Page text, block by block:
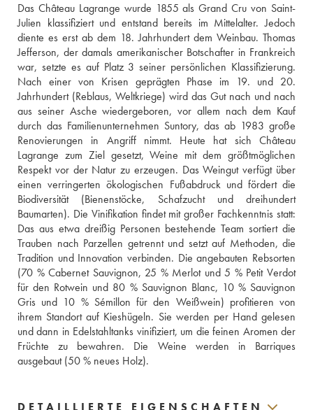
Das Château Lagrange wurde 1855 als Grand Cru von Saint-
Julien klassifiziert und entstand bereits im Mittelalter. Jedoch
diente es erst ab dem 18. Jahrhundert dem Weinbau. Thomas
Jefferson, der damals amerikanischer Botschafter in Frankreich
war, setzte es auf Platz 3 seiner persönlichen Klassifizierung.
Nach einer von Krisen geprägten Phase im 19. und 20.
Jahrhundert (Reblaus, Weltkriege) wird das Gut nach und nach
aus seiner Asche wiedergeboren, vor allem nach dem Kauf
durch das Familienunternehmen Suntory, das ab 1983 große
Renovierungen in Angriff nimmt. Heute hat sich Château
Lagrange zum Ziel gesetzt, Weine mit dem größtmöglichen
Respekt vor der Natur zu erzeugen. Das Weingut verfügt über
einen verringerten ökologischen Fußabdruck und fördert die
Biodiversität (Bienenstöcke, Schafzucht und dreihundert
Baumarten). Die Vinifikation findet mit großer Fachkenntnis statt:
Das aus etwa dreißig Personen bestehende Team sortiert die
Trauben nach Parzellen getrennt und setzt auf Methoden, die
Tradition und Innovation verbinden. Die angebauten Rebsorten
(70 % Cabernet Sauvignon, 25 % Merlot und 5 % Petit Verdot
für den Rotwein und 80 % Sauvignon Blanc, 10 % Sauvignon
Gris und 10 % Sémillon für den Weißwein) profitieren von
ihrem Standort auf Kieshügeln. Sie werden per Hand gelesen
und dann in Edelstahltanks vinifiziert, um die feinen Aromen der
Früchte zu bewahren. Die Weine werden in Barriques
ausgebaut (50 % neues Holz).
DETAILLIERTE EIGENSCHAFTEN